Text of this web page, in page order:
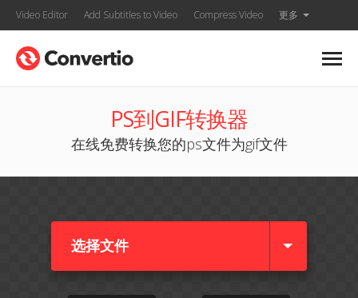
Video Editor Add Subtitles to Video Compress Video 更多
PS到GIF转换器
在线免费转换您的ps文件为gif文件
选择文件